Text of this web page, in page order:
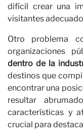
difícil crear una
visitantes
Otro problema
organizaciones
dentro de la
destinos que
encontrar una
resultar
características y
crucial para